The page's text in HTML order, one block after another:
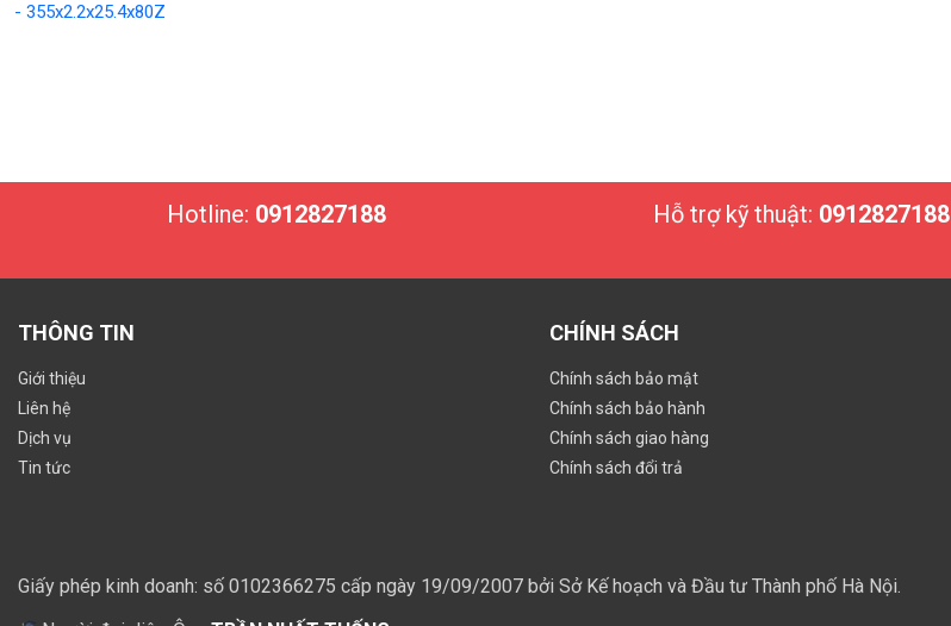
- 355x2.2x25.4x80Z
Hotline: 0912827188 Hỗ trợ kỹ thuật: 0912827188
THÔNG TIN
Giới thiệu
Liên hệ
Dịch vụ
Tin tức
CHÍNH SÁCH
Chính sách bảo mật
Chính sách bảo hành
Chính sách giao hàng
Chính sách đổi trả
Giấy phép kinh doanh: số 0102366275 cấp ngày 19/09/2007 bởi Sở Kế hoạch và Đầu tư Thành phố Hà Nội.